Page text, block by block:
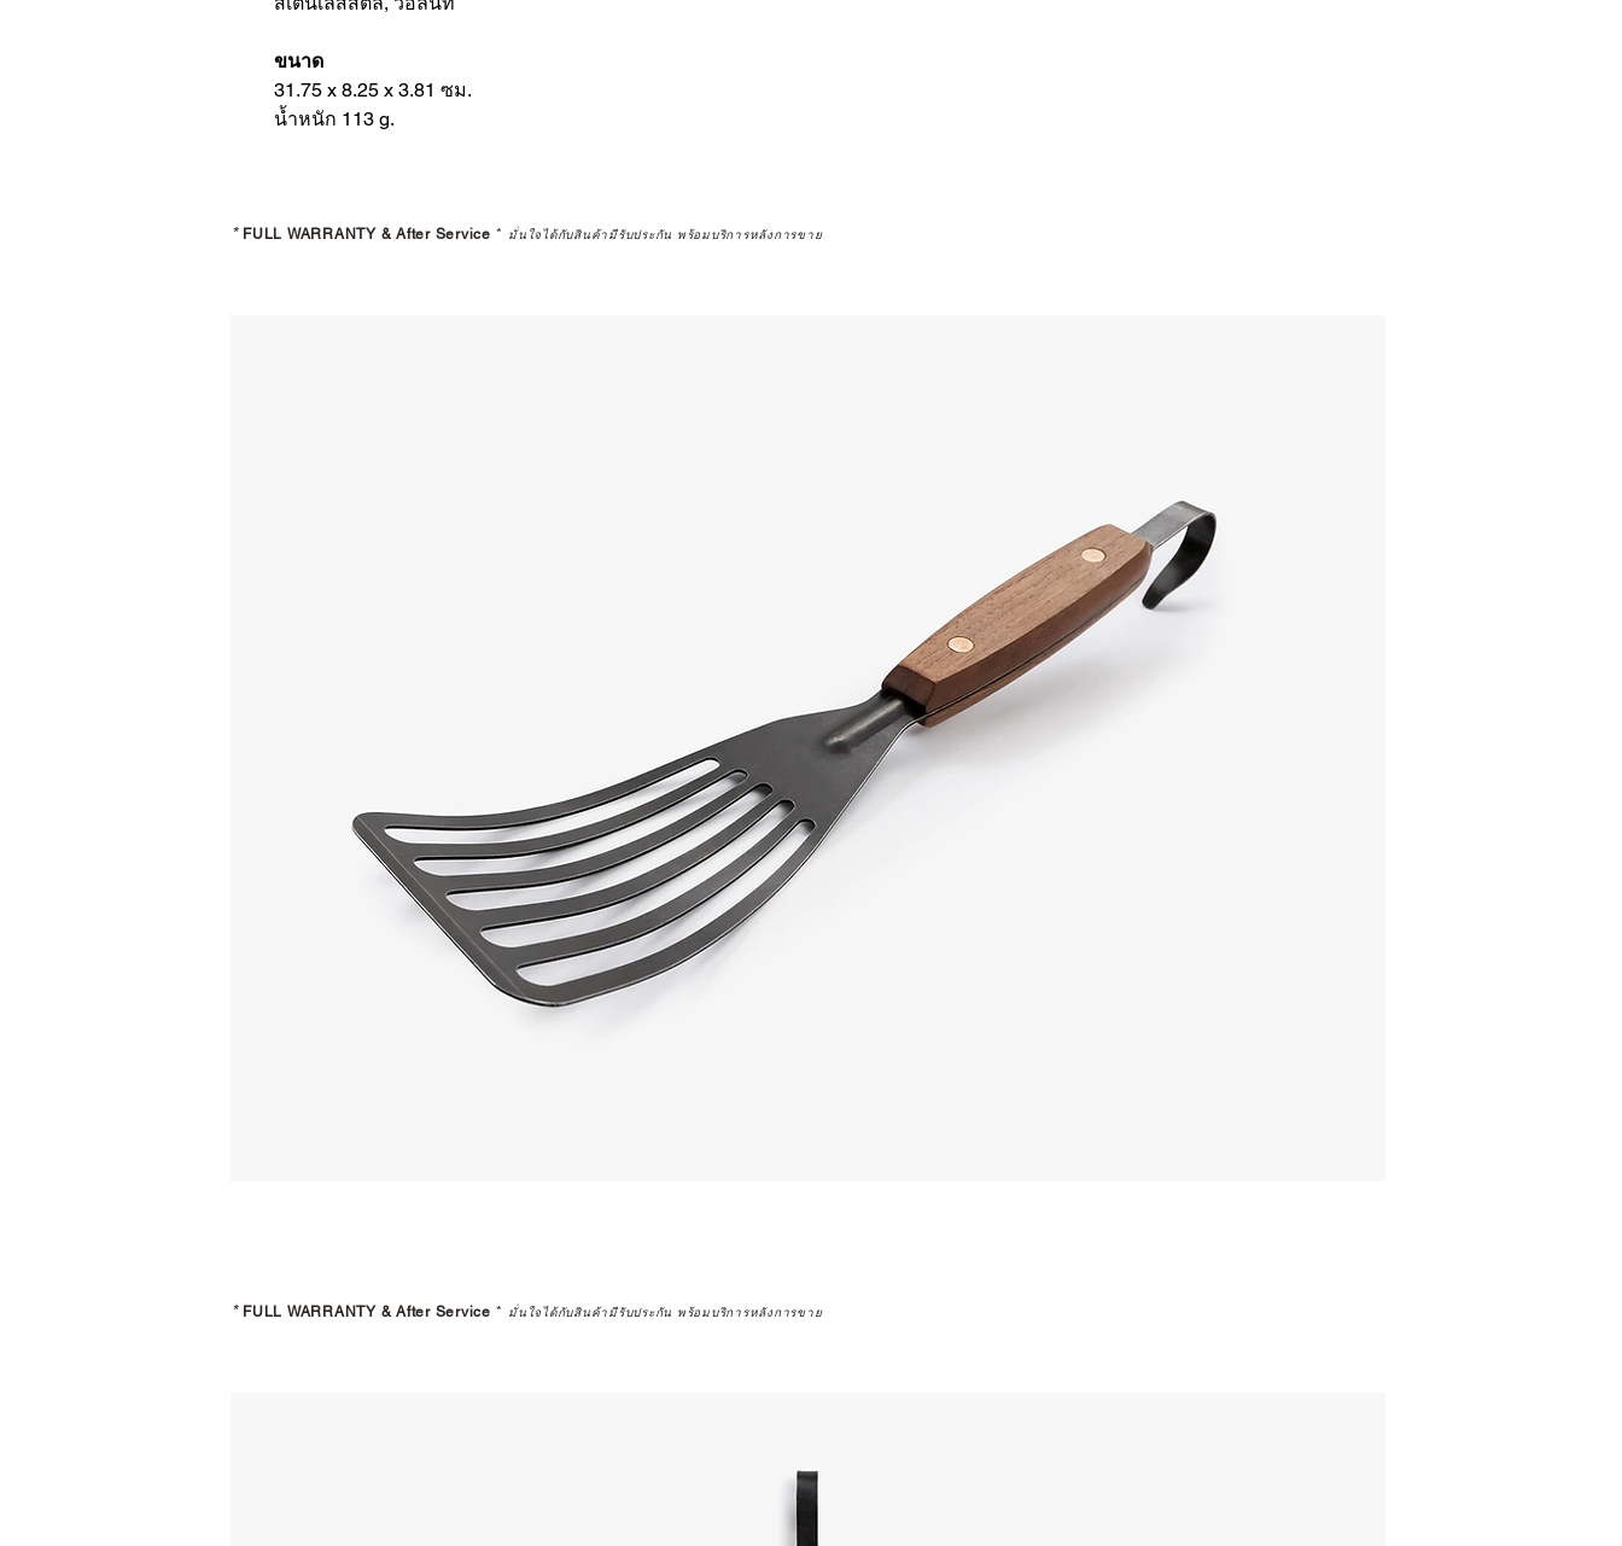
ขนาด
31.75 x 8.25 x 3.81 ซม.
น้ำหนัก 113 g.
* FULL WARRANTY & After Service * มั่นใจได้กับสินค้ามีรับประกัน พร้อมบริการหลังการขาย
* FULL WARRANTY & After Service * มั่นใจได้กับสินค้ามีรับประกัน พร้อมบริการหลังการขาย